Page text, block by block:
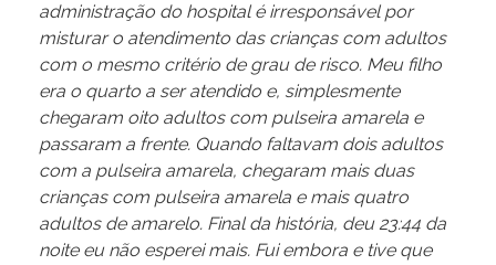
administração do hospital é irresponsável por
misturar o atendimento das crianças com adultos
com o mesmo critério de grau de risco. Meu filho
era o quarto a ser atendido e, simplesmente
chegaram oito adultos com pulseira amarela e
passaram a frente. Quando faltavam dois adultos
com a pulseira amarela, chegaram mais duas
crianças com pulseira amarela e mais quatro
adultos de amarelo. Final da história, deu 23:44 da
noite eu não esperei mais. Fui embora e tive que